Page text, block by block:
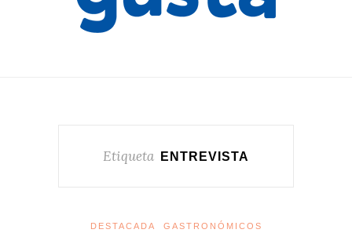
Etiqueta ENTREVISTA
DESTACADA GASTRONÓMICOS